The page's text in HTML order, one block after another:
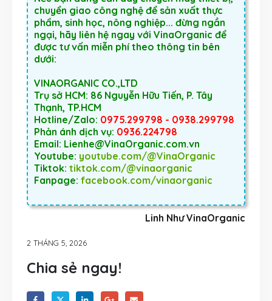
chuyển giao công nghệ để sản xuất thực
phẩm, sinh học, nông nghiệp... đừng ngần
ngại, hãy liên hệ ngay với VinaOrganic để
được tư vấn miễn phí theo thông tin bên
dưới:
VINAORGANIC CO.,LTD
Trụ sở HCM: 86 Nguyễn Hữu Tiến, P. Tây
Thạnh, TP.HCM
Hotline/Zalo: 0975.299798 - 0938.299798
Phản ánh dịch vụ: 0936.224798
Email: Lienhe@VinaOrganic.com.vn
Youtube: youtube.com/@VinaOrganic
Tiktok: tiktok.com/@vinaorganic
Fanpage: facebook.com/vinaorganic
Linh Như VinaOrganic
2 THÁNG 5, 2026
Chia sẻ ngay!